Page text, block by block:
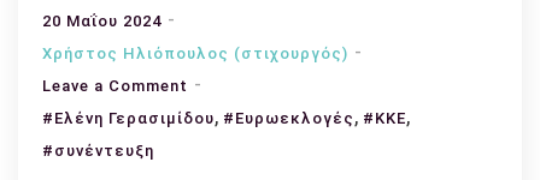
20 Μαΐου 2024
Χρήστος Ηλιόπουλος (στιχουργός)
Leave a Comment on
Ελένη
#Ελένη Γερασιμίδου, #Ευρωεκλογές , #ΚΚΕ,
#συνέντευξη